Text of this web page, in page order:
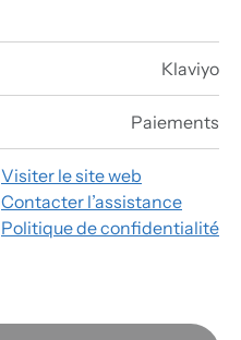
Klaviyo
Paiements
Visiter le site web
Contacter l’assistance
Politique de confidentialité